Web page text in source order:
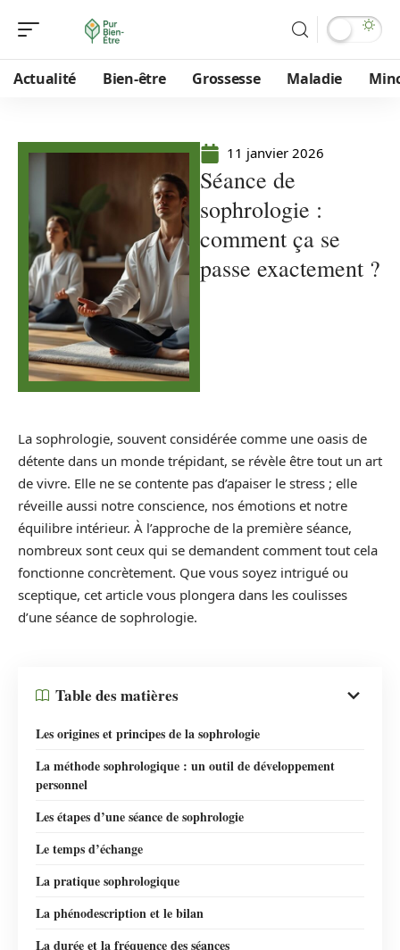
Actualité Bien-être Grossesse Maladie
11 janvier 2026
Séance de
sophrologie :
comment ça se
passe exactement ?
La sophrologie, souvent considérée comme une oasis de
détente dans un monde trépidant, se révèle être tout un art
de vivre. Elle ne se contente pas d’apaiser le stress ; elle
réveille aussi notre conscience, nos émotions et notre
équilibre intérieur. À l’approche de la première séance,
nombreux sont ceux qui se demandent comment tout cela
fonctionne concrètement. Que vous soyez intrigué ou
sceptique, cet article vous plongera dans les coulisses
d’une séance de sophrologie.
Table des matières
Les origines et principes de la sophrologie
La méthode sophrologique : un outil de développement
personnel
Les étapes d’une séance de sophrologie
Le temps d’échange
La pratique sophrologique
La phénodescription et le bilan
La durée et la fréquence des séances